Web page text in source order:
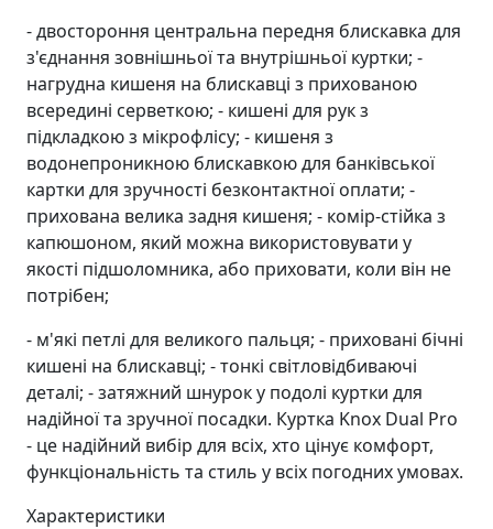
- двостороння центральна передня блискавка для
з'єднання зовнішньої та внутрішньої куртки; -
нагрудна кишеня на блискавці з прихованою
всередині серветкою; - кишені для рук з
підкладкою з мікрофлісу; - кишеня з
водонепроникною блискавкою для банківської
картки для зручності безконтактної оплати; -
прихована велика задня кишеня; - комір-стійка з
капюшоном, який можна використовувати у
якості підшоломника, або приховати, коли він не
потрібен;
- м'які петлі для великого пальця; - приховані бічні
кишені на блискавці; - тонкі світловідбиваючі
деталі; - затяжний шнурок у подолі куртки для
надійної та зручної посадки. Куртка Knox Dual Pro
- це надійний вибір для всіх, хто цінує комфорт,
функціональність та стиль у всіх погодних умовах.
Характеристики